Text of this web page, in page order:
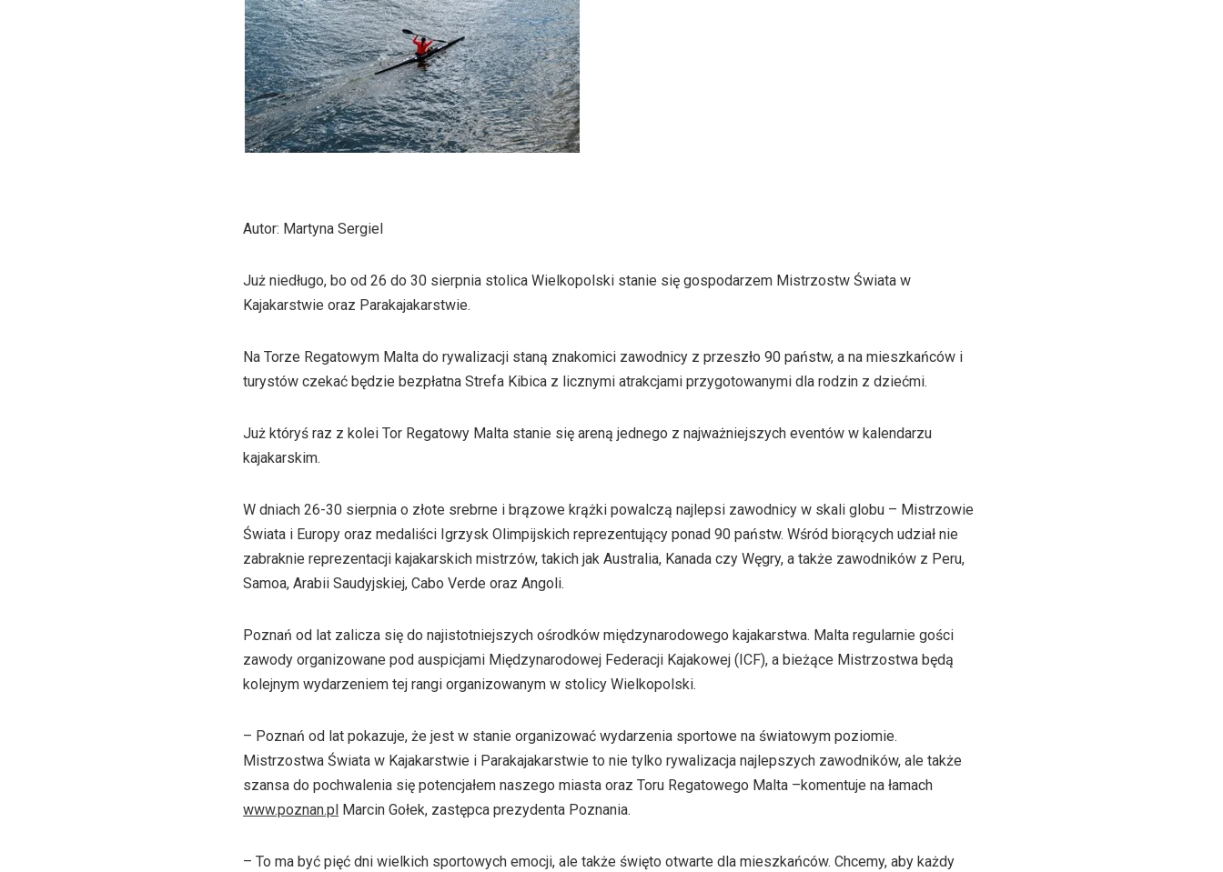
Autor: Martyna Sergiel
Już niedługo, bo od 26 do 30 sierpnia stolica Wielkopolski stanie się gospodarzem Mistrzostw Świata w
Kajakarstwie oraz Parakajakarstwie.
Na Torze Regatowym Malta do rywalizacji staną znakomici zawodnicy z przeszło 90 państw, a na mieszkańców i
turystów czekać będzie bezpłatna Strefa Kibica z licznymi atrakcjami przygotowanymi dla rodzin z dziećmi.
Już któryś raz z kolei Tor Regatowy Malta stanie się areną jednego z najważniejszych eventów w kalendarzu
kajakarskim.
W dniach 26-30 sierpnia o złote srebrne i brązowe krążki powalczą najlepsi zawodnicy w skali globu – Mistrzowie
Świata i Europy oraz medaliści Igrzysk Olimpijskich reprezentujący ponad 90 państw. Wśród biorących udział nie
zabraknie reprezentacji kajakarskich mistrzów, takich jak Australia, Kanada czy Węgry, a także zawodników z Peru,
Samoa, Arabii Saudyjskiej, Cabo Verde oraz Angoli.
Poznań od lat zalicza się do najistotniejszych ośrodków międzynarodowego kajakarstwa. Malta regularnie gości
zawody organizowane pod auspicjami Międzynarodowej Federacji Kajakowej (ICF), a bieżące Mistrzostwa będą
kolejnym wydarzeniem tej rangi organizowanym w stolicy Wielkopolski.
– Poznań od lat pokazuje, że jest w stanie organizować wydarzenia sportowe na światowym poziomie.
Mistrzostwa Świata w Kajakarstwie i Parakajakarstwie to nie tylko rywalizacja najlepszych zawodników, ale także
szansa do pochwalenia się potencjałem naszego miasta oraz Toru Regatowego Malta –komentuje na łamach
www.poznan.pl Marcin Gołek, zastępca prezydenta Poznania.
– To ma być pięć dni wielkich sportowych emocji, ale także święto otwarte dla mieszkańców. Chcemy, aby każdy